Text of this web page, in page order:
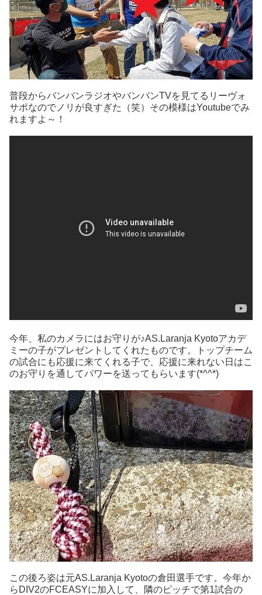
普段からバンバンラジオやバンバンTVを見てるリーヴォ
サポなのでノリが良すぎた（笑）その模様はYoutubeでみ
れますよ～！
今年、私のカメラにはお守りが♪AS.Laranja Kyotoアカデ
ミーの子がプレゼントしてくれたものです。トップチーム
の試合にも応援に来てくれる子で、応援に来れない日はこ
のお守りを通してパワーを送ってもらいます(*^^*)
この後ろ姿は元AS.Laranja Kyotoの倉田選手です。今年か
らDIV2のFCEASYに加入して、隣のピッチで第1試合の